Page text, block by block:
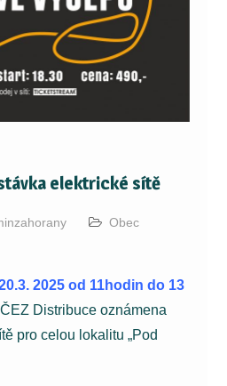
elektrické sítě
Obec
2025 od 11hodin do 13
Distribuce oznámena
pro celou lokalitu „Pod